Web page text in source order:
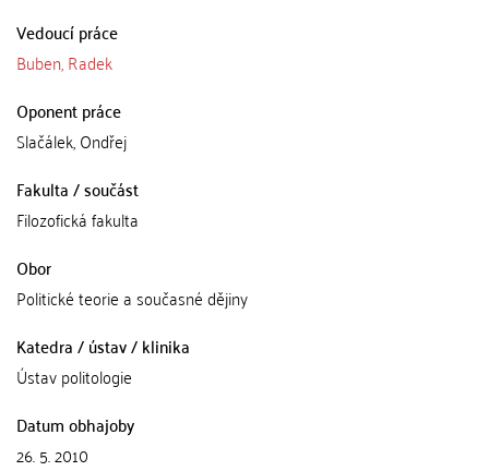
Vedoucí práce
Buben, Radek
Oponent práce
Slačálek, Ondřej
Fakulta / součást
Filozofická fakulta
Obor
Politické teorie a současné dějiny
Katedra / ústav / klinika
Ústav politologie
Datum obhajoby
26. 5. 2010